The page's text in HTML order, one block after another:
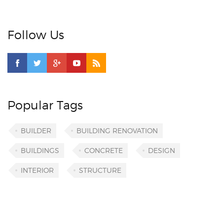
Follow Us
Popular Tags
BUILDER BUILDING RENOVATION
BUILDINGS CONCRETE DESIGN
INTERIOR STRUCTURE